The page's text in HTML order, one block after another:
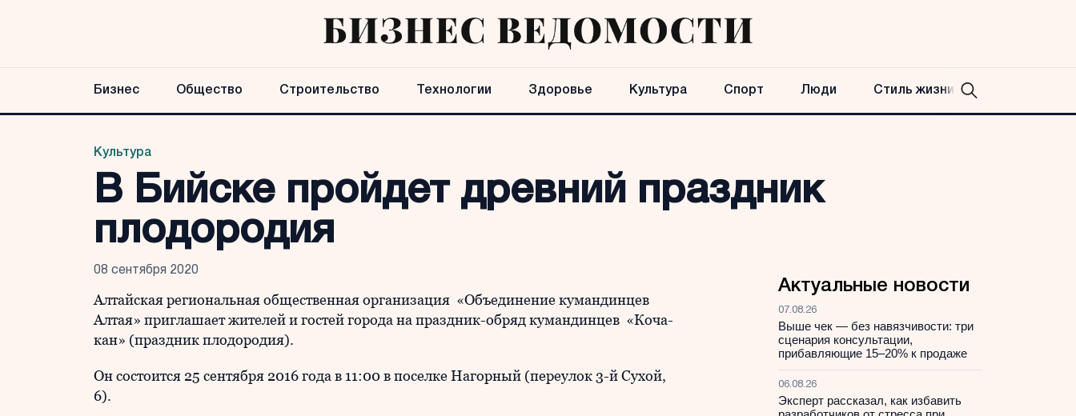
Бизнес Общество Строительство Технологии Здоровье Культура Спорт Люди Стиль жизни
Культура
В Бийске пройдет древний праздник
плодородия
08 сентября 2020
Алтайская региональная общественная организация «Объединение кумандинцев
Алтая» приглашает жителей и гостей города на праздник-обряд кумандинцев «Коча-
кан» (праздник плодородия).
Он состоится 25 сентября 2016 года в 11:00 в поселке Нагорный (переулок 3-й Сухой,
6).
Актуальные новости
07.08.26
Выше чек — без навязчивости: три
сценария консультации,
прибавляющие 15–20% к продаже
06.08.26
Эксперт рассказал, как избавить